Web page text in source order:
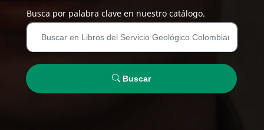
Busca por palabra clave en nuestro catálogo.
Buscar